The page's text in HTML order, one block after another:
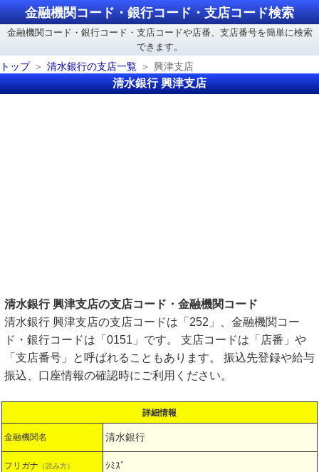
金融機関コード・銀行コード・支店コード検索
金融機関コード・銀行コード・支店コードや店番、支店番号を簡単に検索
できます。
トップ
清水銀行の支店一覧 興津支店
清水銀行 興津支店
清水銀行 興津支店の支店コード・金融機関コード
清水銀行 興津支店の支店コードは「252」、金融機関コー
ド・銀行コードは「0151」です。 支店コードは「店番」や
「支店番号」と呼ばれることもあります。 振込先登録や給与
振込、口座情報の確認時にご利用ください。
詳細情報
金融機関名 清水銀行
フリガナ （読み方） ｼﾐｽﾞ